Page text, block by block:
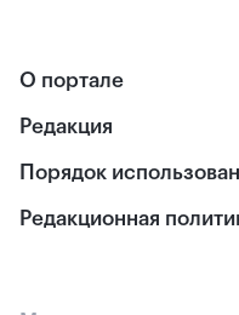
О портале
Редакция
Порядок
Редакционная